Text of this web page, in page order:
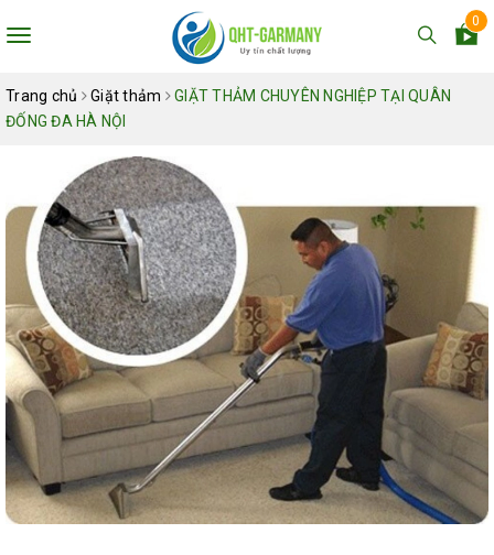
Toggle
0
Trang chủ Giặt thảm
GIẶT THẢM CHUYÊN NGHIỆP TẠI QUÂN
ĐỐNG ĐA HÀ NỘI